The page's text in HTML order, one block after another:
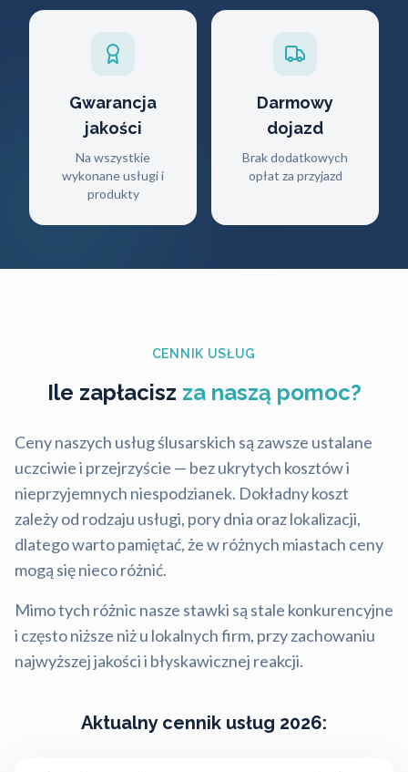
Gwarancja
jakości
Na wszystkie
wykonane usługi i
produkty
Darmowy
dojazd
Brak dodatkowych
opłat za przyjazd
CENNIK USŁUG
Ile zapłacisz za naszą pomoc?
Ceny naszych usług ślusarskich są zawsze ustalane
uczciwie i przejrzyście — bez ukrytych kosztów i
nieprzyjemnych niespodzianek. Dokładny koszt
zależy od rodzaju usługi, pory dnia oraz lokalizacji,
dlatego warto pamiętać, że w różnych miastach ceny
mogą się nieco różnić.
Mimo tych różnic nasze stawki są stale konkurencyjne
i często niższe niż u lokalnych firm, przy zachowaniu
najwyższej jakości i błyskawicznej reakcji.
Aktualny cennik usług 2026: